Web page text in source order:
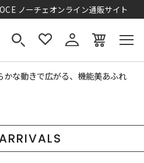
ノーチェオンライン通販サイト
かな動きで広がる、機能美あふれ